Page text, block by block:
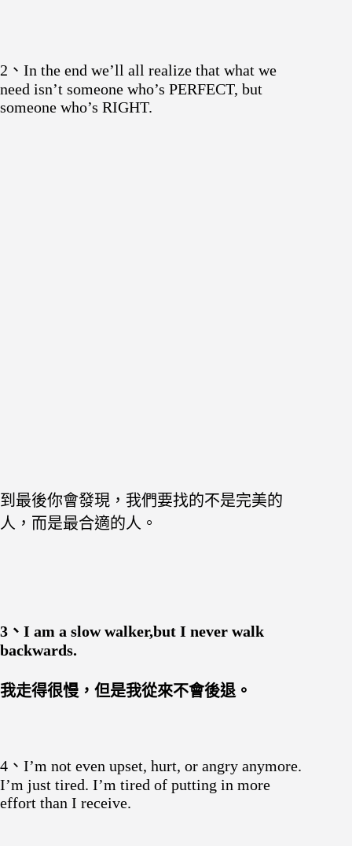
2、In the end we’ll all realize that what we
need isn’t someone who’s PERFECT, but
someone who’s RIGHT.
到最後你會發現，我們要找的不是完美的
人，而是最合適的人。
3、I am a slow walker,but I never walk
backwards.
我走得很慢，但是我從來不會後退。
4、I’m not even upset, hurt, or angry anymore.
I’m just tired. I’m tired of putting in more
effort than I receive.